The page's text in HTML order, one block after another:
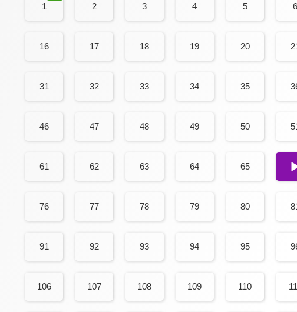
1 2 3 4 5 6
16 17 18 19 20
31 32 33 34 35
46 47 48 49 50
61 62 63 64 65
76 77 78 79 80
91 92 93 94 95
106 107 108 109 110